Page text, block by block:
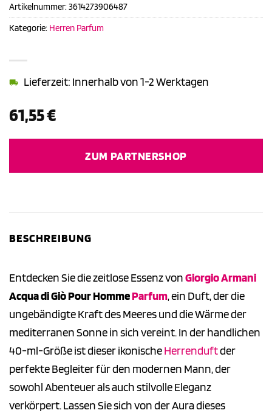
61,55€
Lieferzeit: Innerhalb von 1-2 Werktagen
ZUM PARTNERSHOP
Artikelnummer: 3614273906487
Kategorie: Herren Parfum
BESCHREIBUNG
Entdecken Sie die zeitlose Essenz vonGiorgio Armani
Acqua di Giò Pour HommeParfum, ein Duft, der die
ungebändigte Kraft des Meeres und die Wärme der
mediterranen Sonne in sich vereint. In der handlichen
40-ml-Größe ist dieser ikonischeHerrenduftder
perfekte Begleiter für den modernen Mann, der
sowohl Abenteuer als auch stilvolle Eleganz
verkörpert. Lassen Sie sich von der Aura dieses